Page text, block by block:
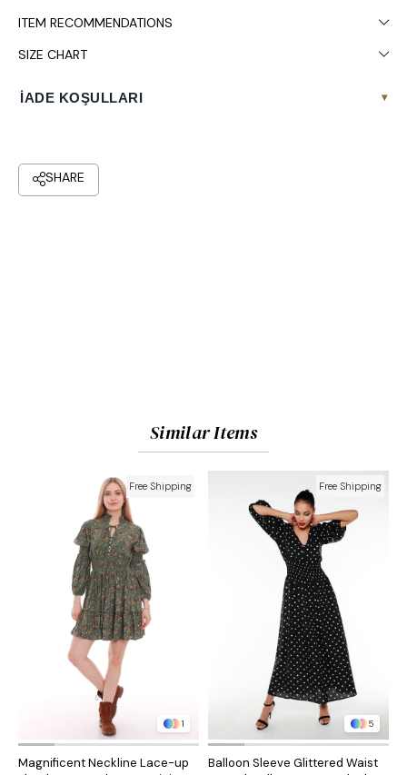
ITEM RECOMMENDATIONS
SIZE CHART
İADE KOŞULLARI ▾
Similar Items
1
Magnificent Neckline Lace-up
Free Shipping
5
Balloon Sleeve Glittered Waist
Free Shipping